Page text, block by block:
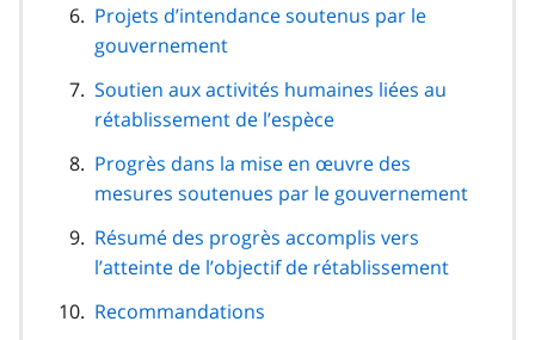
Projets d’intendance soutenus par le
gouvernement
Soutien aux activités humaines liées au
rétablissement de l’espèce
Progrès dans la mise en œuvre des
mesures soutenues par le gouvernement
Résumé des progrès accomplis vers
l’atteinte de l’objectif de rétablissement
Recommandations